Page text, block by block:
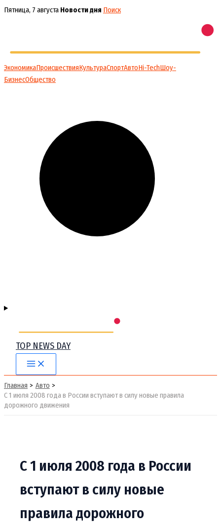
Перейти
Пятница, 7 августа Новости дня Поиск
ЭкономикаПроисшествияКультураСпортАвтоHi-TechШоу-
БизнесОбщество
TOP NEWS DAY
Main
Menu
Главная
Авто
С 1 июля 2008 года в России вступают в силу новые правила
дорожного движения
С 1 июля 2008 года в России
вступают в силу новые
правила дорожного